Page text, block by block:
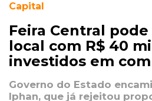
Capital
Feira Central
local com R$ 40
investidos em
Governo do Estado
Iphan, que já rejeitou